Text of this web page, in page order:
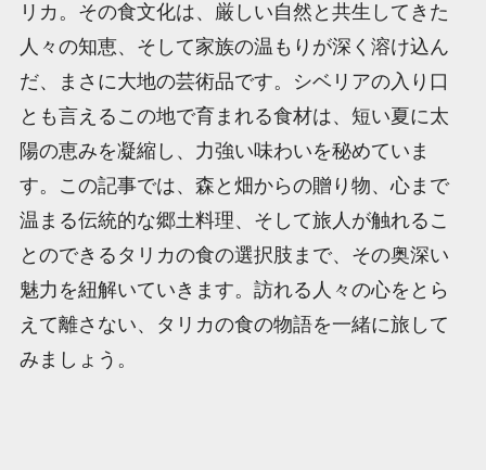
リカ。その食文化は、厳しい自然と共生してきた
人々の知恵、そして家族の温もりが深く溶け込ん
だ、まさに大地の芸術品です。シベリアの入り口
とも言えるこの地で育まれる食材は、短い夏に太
陽の恵みを凝縮し、力強い味わいを秘めていま
す。この記事では、森と畑からの贈り物、心まで
温まる伝統的な郷土料理、そして旅人が触れるこ
とのできるタリカの食の選択肢まで、その奥深い
魅力を紐解いていきます。訪れる人々の心をとら
えて離さない、タリカの食の物語を一緒に旅して
みましょう。